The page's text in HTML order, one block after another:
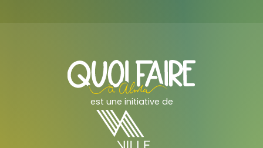
est une initiative de